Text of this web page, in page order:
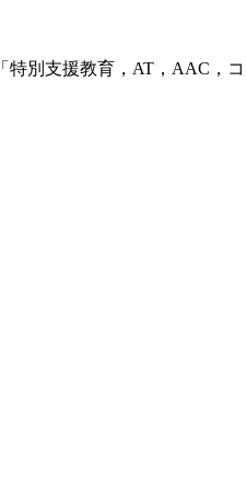
「特別支援教育，AT，AAC，